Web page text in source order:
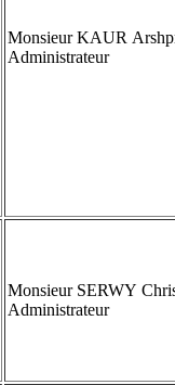
Monsieur KAUR
Administrateur
Monsieur SERWY
Administrateur